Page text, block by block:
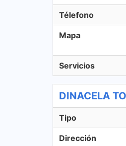
Télefono
Mapa
Servicios
DINACELA
Tipo
Dirección